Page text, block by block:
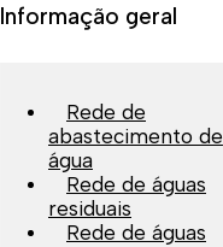
Informação geral
Rede de
abastecimento de
água
Rede de águas
residuais
Rede de águas